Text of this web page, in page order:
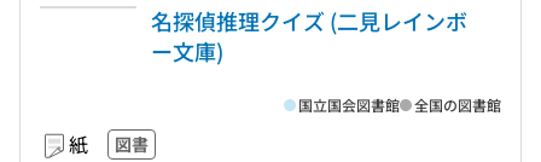
名探偵推理クイズ (二見レインボ
ー文庫)
紙 図書
国立国会図書館 全国の図書館